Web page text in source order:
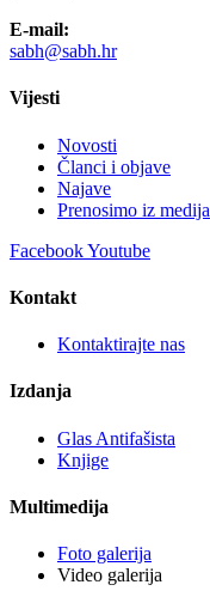
E-mail:
sabh@sabh.hr
Vijesti
Novosti
Članci i objave
Najave
Prenosimo iz medija
FacebookYoutube
Kontakt
Kontaktirajte nas
Izdanja
Glas Antifašista
Knjige
Multimedija
Foto galerija
Video galerija